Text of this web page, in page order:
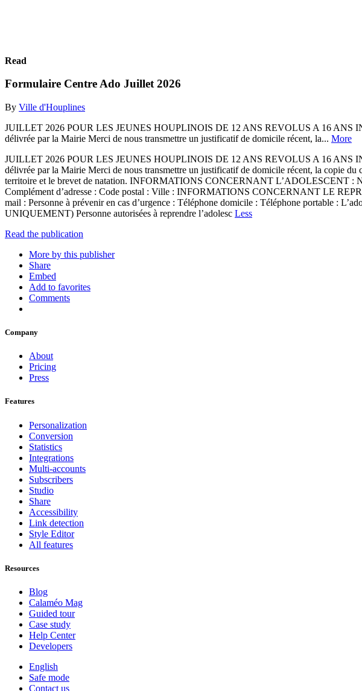
Read
Formulaire Centre Ado Juillet 2026
By Ville d'Houplines
JUILLET 2026 POUR LES JEUNES HOUPLINOIS DE 12 ANS REVOLUS A 16 ANS
délivrée par la Mairie Merci de nous transmettre un justificatif de domicile récent, la... More
JUILLET 2026 POUR LES JEUNES HOUPLINOIS DE 12 ANS REVOLUS A 16 ANS
délivrée par la Mairie Merci de nous transmettre un justificatif de domicile récent, la copie du
territoire et le brevet de natation. INFORMATIONS CONCERNANT L’ADOLESCENT :
Complément d’adresse : Code postal : Ville : INFORMATIONS CONCERNANT LE
mail : Personne à prévenir en cas d’urgence : Téléphone domicile : Téléphone portable :
UNIQUEMENT) Personne autorisées à reprendre l’adolesc Less
Read the publication
More by this publisher
Share
Embed
Add to favorites
Comments
Company
About
Pricing
Press
Features
Personalization
Conversion
Statistics
Integrations
Multi-accounts
Subscribers
Studio
Share
Accessibility
Link detection
Style Editor
All features
Resources
Blog
Calaméo Mag
Guided tour
Case study
Help Center
Developers
English
Safe mode
Contact us